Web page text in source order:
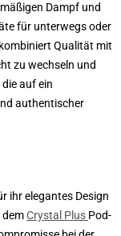
Dampf und
für unterwegs oder
Qualität mit
zu wechseln und
auf ein
authentischer
ihr elegantes Design
demCrystal Plus Pod-